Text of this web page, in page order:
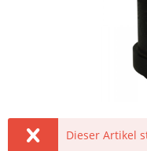
Dieser Artikel